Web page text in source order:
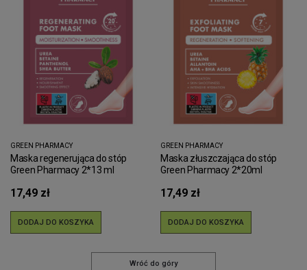
GREEN PHARMACY
Maska regenerująca do stóp
Green Pharmacy 2*13 ml
17,49 zł
DODAJ DO KOSZYKA
GREEN PHARMACY
Maska złuszczająca do stóp
Green Pharmacy 2*20ml
17,49 zł
DODAJ DO KOSZYKA
Wróć do góry